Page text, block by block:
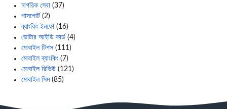
নাগরিক সেবা (37)
পাসপোর্ট (2)
ব্যাংকিং ইনফো (16)
ভোটার আইডি কার্ড (4)
মোবাইল টিপস (111)
মোবাইল ব্যাংকিং (7)
মোবাইল রিভিউ (121)
মোবাইল সিম(85)